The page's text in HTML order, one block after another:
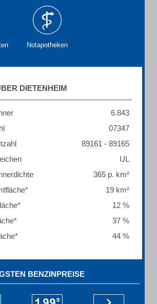
Notapotheken
DIETENHEIM
6.843
07347
89161 - 89165
UL
365 p. km²
19 km²
12 %
37 %
44 %
BENZINPREISE